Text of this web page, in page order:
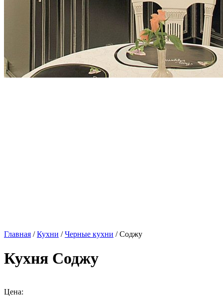
Главная /Кухни /Черные кухни / Соджу
Кухня Соджу
Цена: